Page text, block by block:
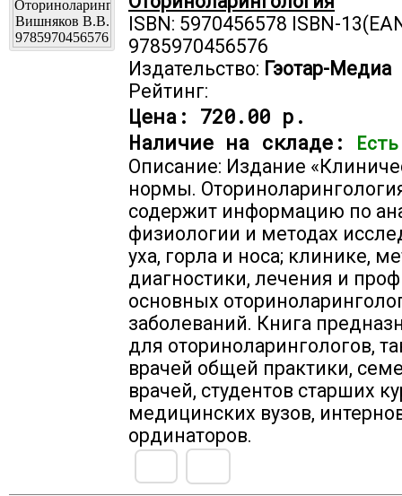
ISBN: 5970456578 ISBN-
9785970456576
Издательство: Гэотар-Медиа
Рейтинг:
Цена: 720.00 р.
Наличие на складе:
Описание: Издание
нормы.
содержит информацию по
физиологии и методах
уха, горла и носа; клинике,
диагностики, лечения и
основных
заболеваний. Книга
для оториноларингологов,
врачей общей практики,
врачей, студентов старших
медицинских вузов,
ординаторов.